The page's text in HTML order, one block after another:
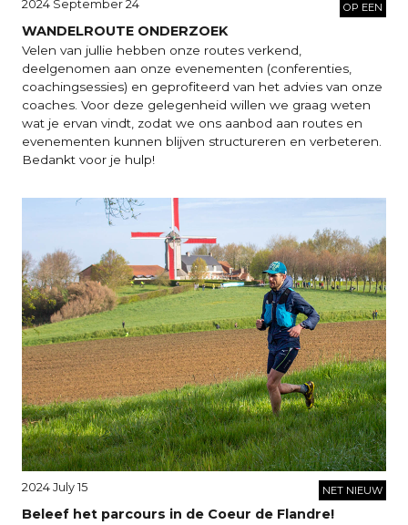
2024 September 24 OP EEN
WANDELROUTE ONDERZOEK
Velen van jullie hebben onze routes verkend,
deelgenomen aan onze evenementen (conferenties,
coachingsessies) en geprofiteerd van het advies van onze
coaches. Voor deze gelegenheid willen we graag weten
wat je ervan vindt, zodat we ons aanbod aan routes en
evenementen kunnen blijven structureren en verbeteren.
Bedankt voor je hulp!
2024 July 15 NET NIEUW
Beleef het parcours in de Coeur de Flandre!